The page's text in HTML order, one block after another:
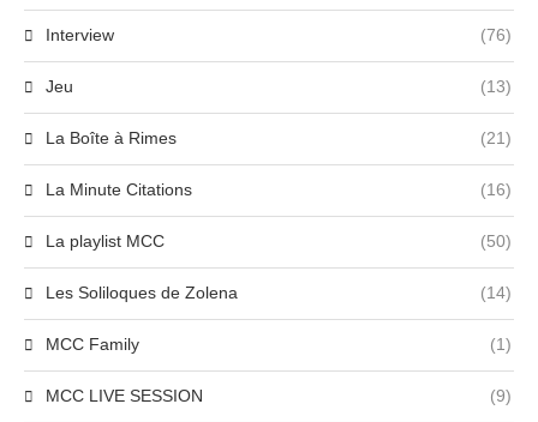
Interview (76)
Jeu (13)
La Boîte à Rimes (21)
La Minute Citations (16)
La playlist MCC (50)
Les Soliloques de Zolena (14)
MCC Family (1)
MCC LIVE SESSION (9)